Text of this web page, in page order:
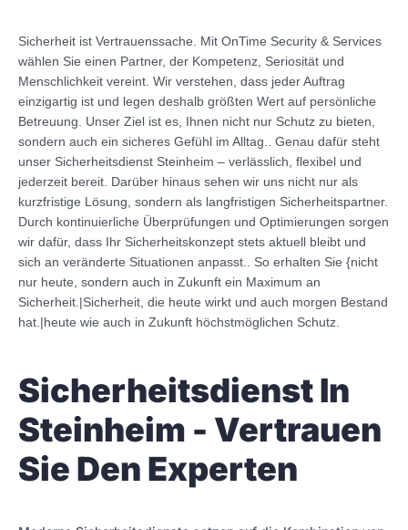
Sicherheit ist Vertrauenssache. Mit OnTime Security & Services
wählen Sie einen Partner, der Kompetenz, Seriosität und
Menschlichkeit vereint. Wir verstehen, dass jeder Auftrag
einzigartig ist und legen deshalb größten Wert auf persönliche
Betreuung. Unser Ziel ist es, Ihnen nicht nur Schutz zu bieten,
sondern auch ein sicheres Gefühl im Alltag.. Genau dafür steht
unser Sicherheitsdienst Steinheim – verlässlich, flexibel und
jederzeit bereit. Darüber hinaus sehen wir uns nicht nur als
kurzfristige Lösung, sondern als langfristigen Sicherheitspartner.
Durch kontinuierliche Überprüfungen und Optimierungen sorgen
wir dafür, dass Ihr Sicherheitskonzept stets aktuell bleibt und
sich an veränderte Situationen anpasst.. So erhalten Sie {nicht
nur heute, sondern auch in Zukunft ein Maximum an
Sicherheit.|Sicherheit, die heute wirkt und auch morgen Bestand
hat.|heute wie auch in Zukunft höchstmöglichen Schutz.
Sicherheitsdienst In
Steinheim - Vertrauen
Sie Den Experten